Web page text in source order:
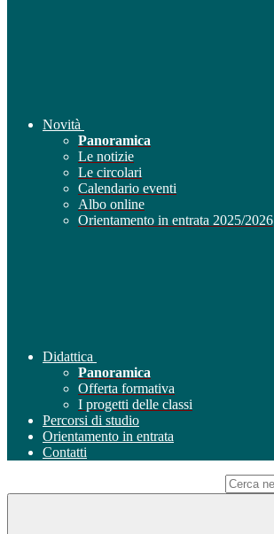
Novità
Panoramica
Le notizie
Le circolari
Calendario eventi
Albo online
Orientamento in entrata 2025/2026
Didattica
Panoramica
Offerta formativa
I progetti delle classi
Percorsi di studio
Orientamento in entrata
Contatti